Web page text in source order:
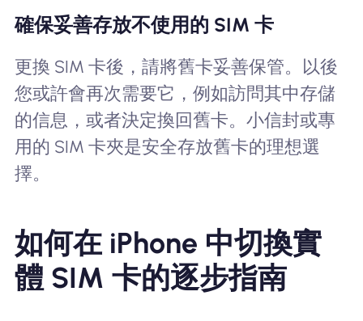
確保妥善存放不使用的 SIM 卡
更換 SIM 卡後，請將舊卡妥善保管。以後
您或許會再次需要它，例如訪問其中存儲
的信息，或者決定換回舊卡。小信封或專
用的 SIM 卡夾是安全存放舊卡的理想選
擇。
如何在 iPhone 中切換實
體 SIM 卡的逐步指南